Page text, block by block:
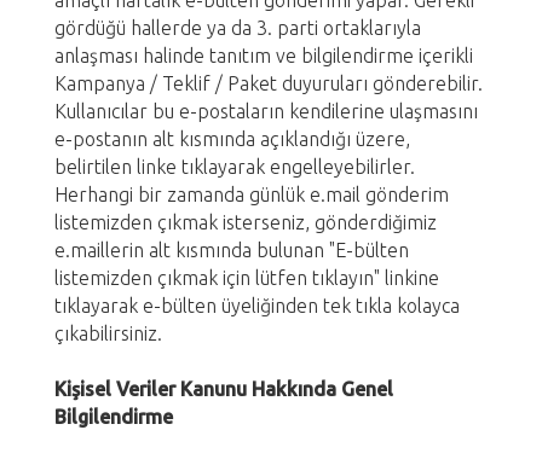
gördüğü hallerde ya da 3. parti ortaklarıyla
anlaşması halinde tanıtım ve bilgilendirme içerikli
Kampanya / Teklif / Paket duyuruları gönderebilir.
Kullanıcılar bu e-postaların kendilerine ulaşmasını
e-postanın alt kısmında açıklandığı üzere,
belirtilen linke tıklayarak engelleyebilirler.
Herhangi bir zamanda günlük e.mail gönderim
listemizden çıkmak isterseniz, gönderdiğimiz
e.maillerin alt kısmında bulunan "E-bülten
listemizden çıkmak için lütfen tıklayın" linkine
tıklayarak e-bülten üyeliğinden tek tıkla kolayca
çıkabilirsiniz.
Kişisel Veriler Kanunu Hakkında Genel
Bilgilendirme